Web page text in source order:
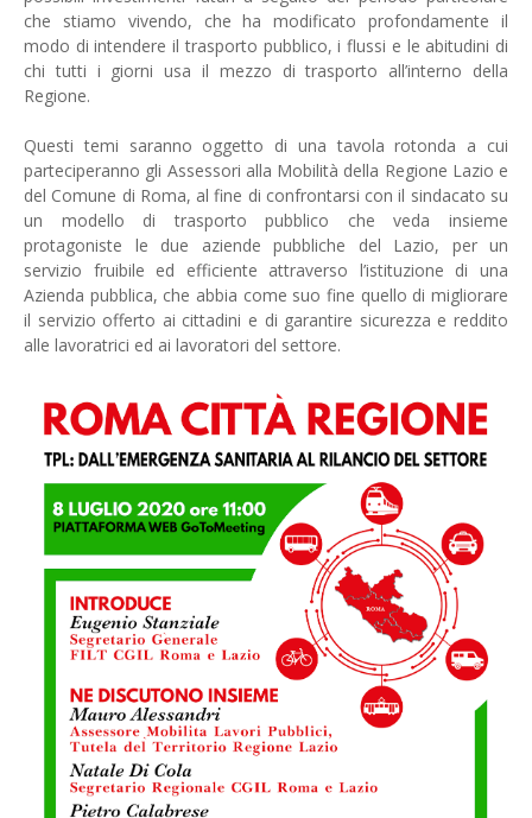
che stiamo vivendo, che ha modificato profondamente il
modo di intendere il trasporto pubblico, i flussi e le abitudini di
chi tutti i giorni usa il mezzo di trasporto all’interno della
Regione.
Questi temi saranno oggetto di una tavola rotonda a cui
parteciperanno gli Assessori alla Mobilità della Regione Lazio e
del Comune di Roma, al fine di confrontarsi con il sindacato su
un modello di trasporto pubblico che veda insieme
protagoniste le due aziende pubbliche del Lazio, per un
servizio fruibile ed efficiente attraverso l’istituzione di una
Azienda pubblica, che abbia come suo fine quello di migliorare
il servizio offerto ai cittadini e di garantire sicurezza e reddito
alle lavoratrici ed ai lavoratori del settore.